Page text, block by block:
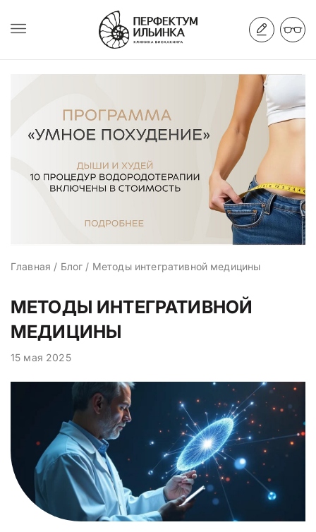
Главная / Блог / Методы интегративной медицины
МЕТОДЫ ИНТЕГРАТИВНОЙ
МЕДИЦИНЫ
15 мая 2025